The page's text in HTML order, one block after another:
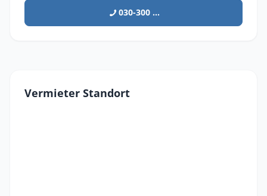
030-300 ...
Vermieter Standort